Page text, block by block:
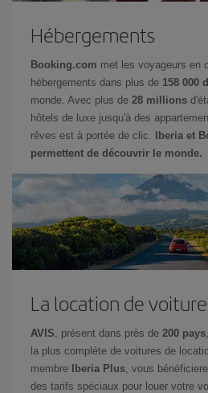
Hébergements
Booking.com met les voyageurs en
hébergements dans plus de 158 000
monde. Avec plus de 28 millions
hôtels de luxe jusqu'à des
rêves est à portée de clic.
Iberia et
permettent de découvrir le monde.
La location de
AVIS , présent dans près de 200 pays
la plus complète de voitures de
membre
Iberia Plus , vous
des tarifs spéciaux pour louer votre